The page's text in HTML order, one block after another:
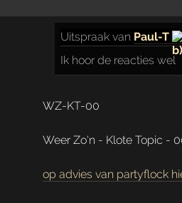
Uitspraakvan Paul-T
Ik hoor de reacties wel
WZ-KT-00
Weer Zo'n - Klote Topic -
op advies van partyflock